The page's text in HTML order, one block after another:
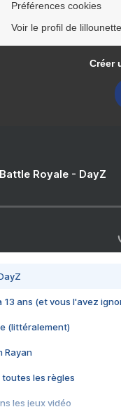
Préférences cookies
Voir le profil de
Créer
Royale - DayZ
13 ans (et vous l'avez
(littéralement)
Rayan
toutes les règles
les jeux vidéo